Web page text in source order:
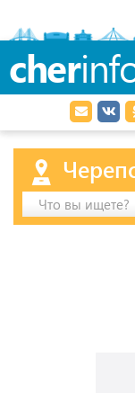
cher
Что вы ищете?